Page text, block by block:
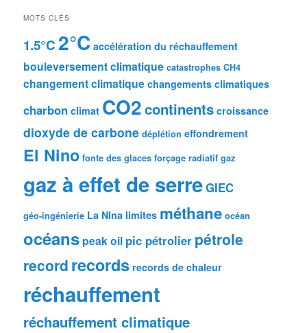
MOTS CLÉS
1.5°C2°C accélération du réchauffement
bouleversement climatique catastrophes CH4
changement climatique changements climatiques
charbon climat CO2continents croissance
dioxyde de carbone déplétion effondrement
El Nino fonte des glaces forçage radiatif gaz
gaz à effet de serreGIEC
géo-ingénierie La NIna limites méthane océan
océans peak oil pic pétrolier pétrole
record records records de chaleur
réchauffement
réchauffement climatique